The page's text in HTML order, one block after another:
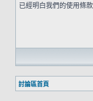
已經明白我們的使用條
討論區首頁